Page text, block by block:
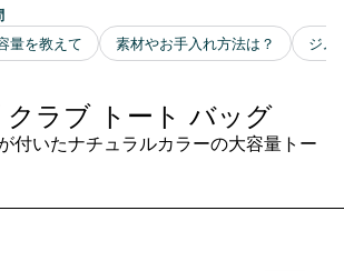
クラブ トート バッグ
付いたナチュラルカラーの大容量トー